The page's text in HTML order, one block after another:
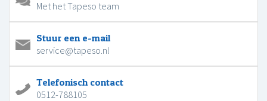
Met het Tapeso team
Stuur een e-mail
service@tapeso.nl
Telefonisch contact
0512-788105